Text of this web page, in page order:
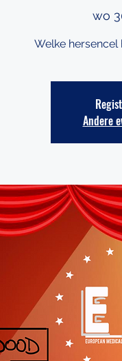
wo
Welke hersencel
Andere